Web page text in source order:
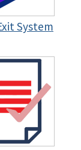
System